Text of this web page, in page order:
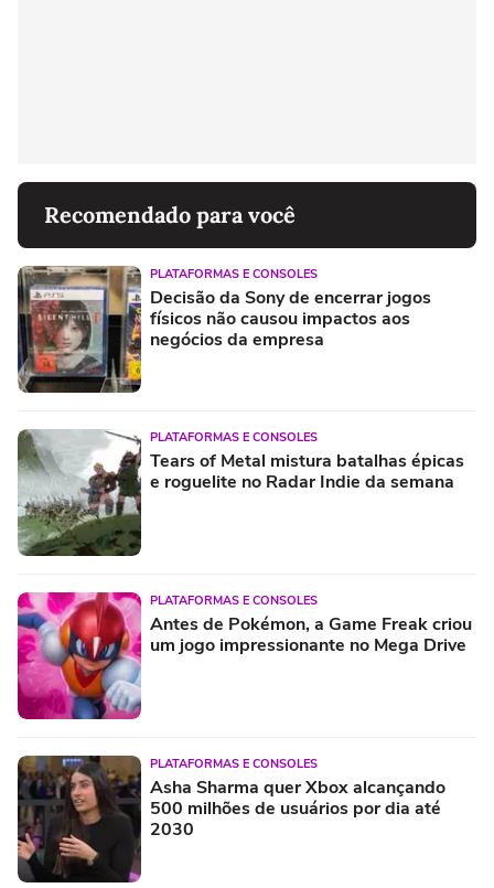
Recomendado para você
PLATAFORMAS E CONSOLES
Decisão da Sony de encerrar jogos
físicos não causou impactos aos
negócios da empresa
PLATAFORMAS E CONSOLES
Tears of Metal mistura batalhas épicas
e roguelite no Radar Indie da semana
PLATAFORMAS E CONSOLES
Antes de Pokémon, a Game Freak criou
um jogo impressionante no Mega Drive
PLATAFORMAS E CONSOLES
Asha Sharma quer Xbox alcançando
500 milhões de usuários por dia até
2030